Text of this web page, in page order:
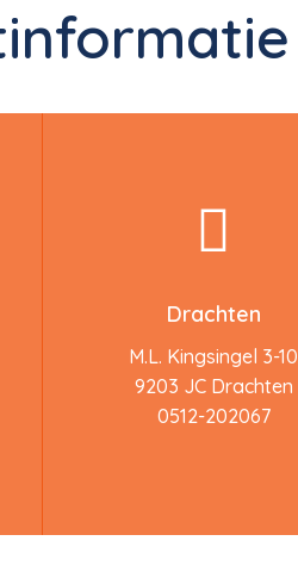
Drachten
M.L. Kingsingel 3-10
9203 JC Drachten
0512-202067